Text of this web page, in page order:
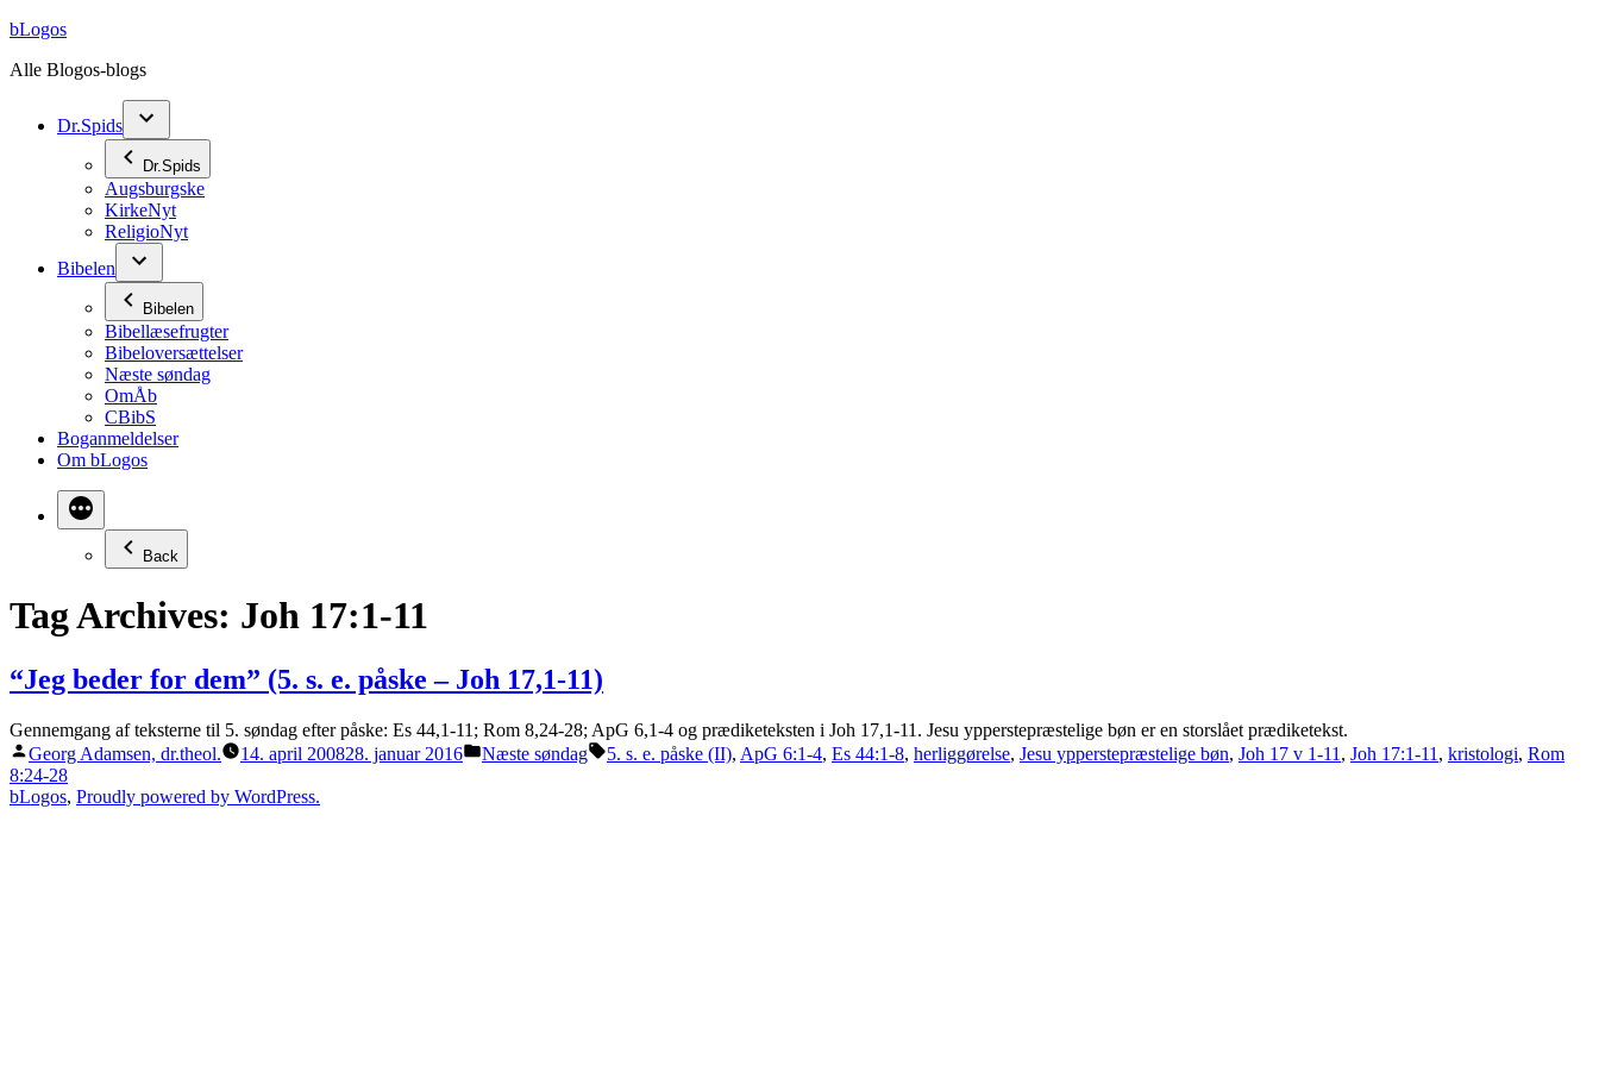
Videre
indhold
bLogos
Alle Blogos-blogs
Dr.Spids
Dr.Spids
Augsburgske
KirkeNyt
ReligioNyt
Bibelen
Bibelen
Bibellæsefrugter
Bibeloversættelser
Næste søndag
OmÅb
CBibS
Boganmeldelser
Om bLogos
Back
Tag Archives: Joh 17:1-11
“Jeg beder for dem” (5. s. e. påske – Joh 17,1-11)
Gennemgang af teksterne til 5. søndag efter påske: Es 44,1-11; Rom 8,24-28; ApG 6,1-4 og prædiketeksten i Joh 17,1-11. Jesu ypperstepræstelige bøn er en storslået prædiketekst.
Posted
by
Georg Adamsen, dr.theol. 14. april 200828. januar 2016
Posted
Næste søndag Tags:
5. s. e. påske (II), ApG 6:1-4, Es 44:1-8, herliggørelse, Jesu ypperstepræstelige bøn, Joh 17 v 1-11 , Joh 17:1-11 , kristologi, Rom
8:24-28
bLogos, Proudly powered by WordPress.